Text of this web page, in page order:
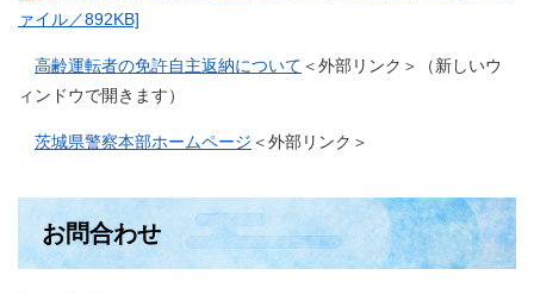
ァイル／892KB]
高齢運転者の免許自主返納について ＜外部リンク＞
（新しいウ
ィンドウで開きます）
茨城県警察本部ホームページ ＜外部リンク＞
お問合わせ